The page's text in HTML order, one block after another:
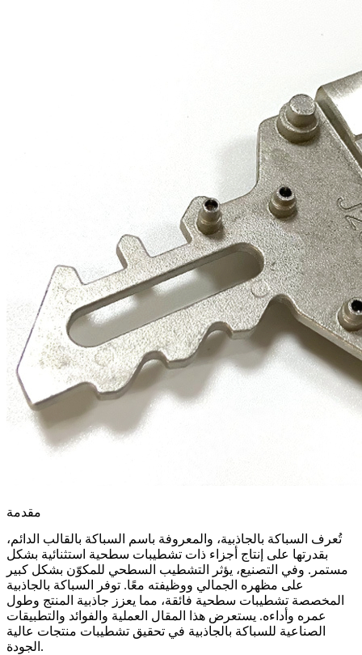
مقدمة
تُعرف السباكة بالجاذبية، والمعروفة باسم
السباكة بالقالب الدائم،
بقدرتها على إنتاج أجزاء ذات تشطيبات سطحية استثنائية بشكل
مستمر. وفي التصنيع، يؤثر التشطيب السطحي للمكوّن بشكل كبير
على مظهره الجمالي ووظيفته معًا. توفر السباكة بالجاذبية
المخصصة تشطيبات سطحية فائقة، مما يعزز جاذبية المنتج وطول
عمره وأداءه. يستعرض هذا المقال العملية والفوائد والتطبيقات
الصناعية للسباكة بالجاذبية في تحقيق تشطيبات منتجات عالية
الجودة.